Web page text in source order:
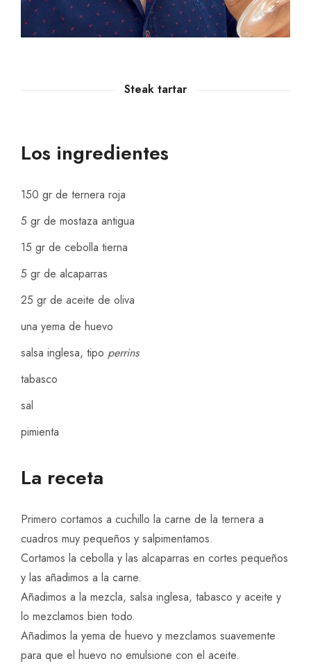
Steak tartar
Los ingredientes
150 gr de ternera roja
5 gr de mostaza antigua
15 gr de cebolla tierna
5 gr de alcaparras
25 gr de aceite de oliva
una yema de huevo
salsa inglesa, tipo perrins
tabasco
sal
pimienta
La receta
Primero cortamos a cuchillo la carne de la ternera a
cuadros muy pequeños y salpimentamos.
Cortamos la cebolla y las alcaparras en cortes pequeños
y las añadimos a la carne.
Añadimos a la mezcla, salsa inglesa, tabasco y aceite y
lo mezclamos bien todo.
Añadimos la yema de huevo y mezclamos suavemente
para que el huevo no emulsione con el aceite.